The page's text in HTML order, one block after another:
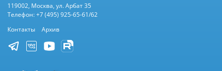
119002, Москва, ул. Арбат 35
Телефон: +7 (495) 925-65-61/62
Контакты
Архив